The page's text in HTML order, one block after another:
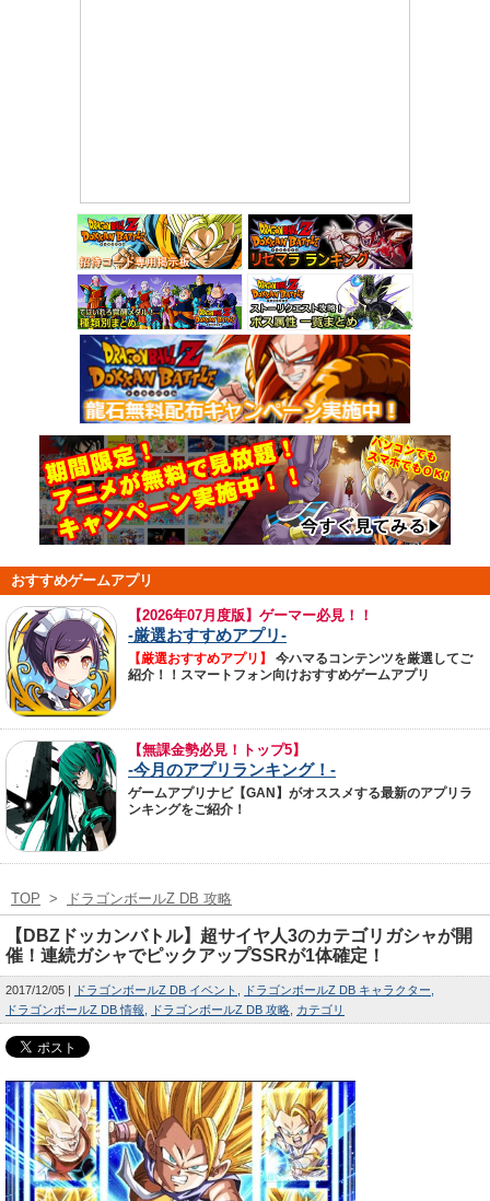
おすすめゲームアプリ
【2026年07月度版】ゲーマー必見！！
-厳選おすすめアプリ-
【厳選おすすめアプリ】
今ハマるコンテンツを厳選してご
紹介！！スマートフォン向けおすすめゲームアプリ
【無課金勢必見！トップ5】
-今月のアプリランキング！-
ゲームアプリナビ【GAN】がオススメする最新のアプリラ
ンキングをご紹介！
TOP > ドラゴンボールZ DB 攻略
【DBZドッカンバトル】超サイヤ人3のカテゴリガシャが開
催！連続ガシャでピックアップSSRが1体確定！
2017/12/05 ドラゴンボールZ DB イベント
ドラゴンボールZ DB キャラクター
ドラゴンボールZ DB 情報
ドラゴンボールZ DB 攻略 カテゴリ